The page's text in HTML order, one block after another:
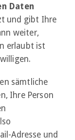
Daten
und gibt Ihre
weiter,
erlaubt ist
sämtliche
Ihre Person
Adresse und